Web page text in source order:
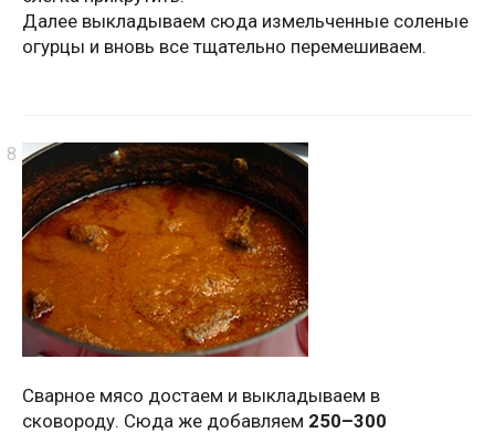
Далее выкладываем сюда измельченные соленые
огурцы и вновь все тщательно перемешиваем.
Сварное мясо достаем и выкладываем в
сковороду. Сюда же добавляем 250–300